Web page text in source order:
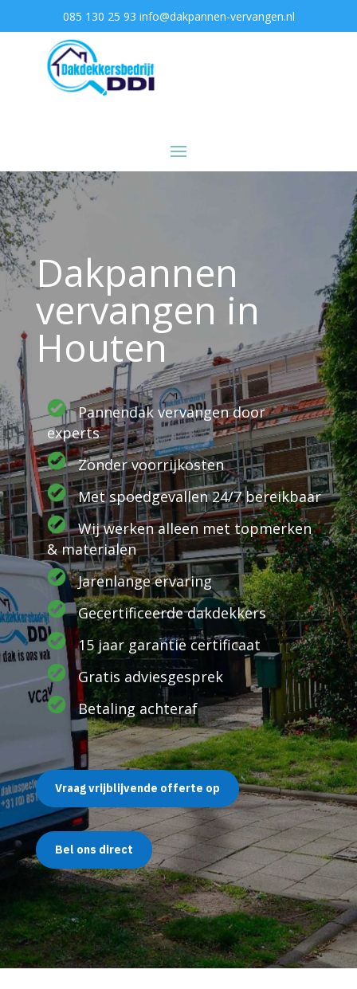
085 130 25 93 info@dakpannen-vervangen.nl
Dakpannen
vervangen in
Houten
Pannendak vervangen door
experts
Zonder voorrijkosten
Met spoedgevallen 24/7 bereikbaar
Wij werken alleen met topmerken
& materialen
Jarenlange ervaring
Gecertificeerde dakdekkers
15 jaar garantie certificaat
Gratis adviesgesprek
Betaling achteraf
Vraag vrijblijvende offerte op
Bel ons direct